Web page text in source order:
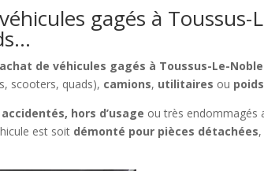
gagés à
de véhicules gagés à Toussus-Le-Noble
scooters, quads), camions, utilitaires ou
hors d’usage ou très endommagés
est soit démonté pour pièces détachées